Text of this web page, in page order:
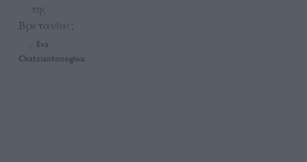
της
Βρετανίας;
Eva
Chatziantonoglou